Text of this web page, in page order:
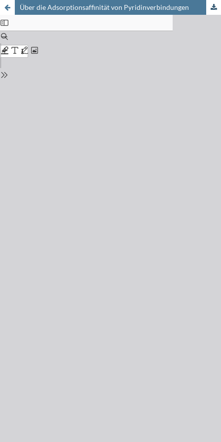
Über die Adsorptionsaffinität von Pyridinverbindungen